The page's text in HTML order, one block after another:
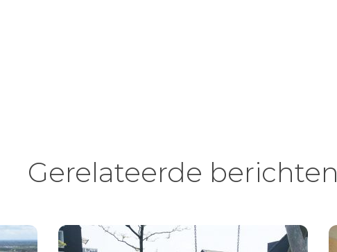
Gerelateerde berichten